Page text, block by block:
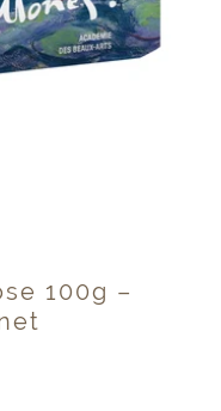
100g –